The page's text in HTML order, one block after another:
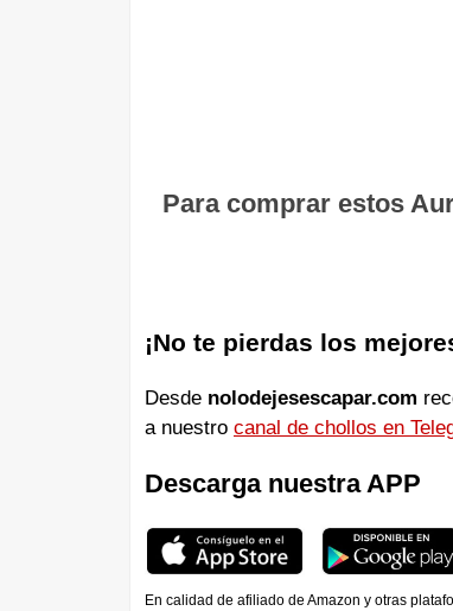
Para comprar estos
¡No te pierdas los
Desde nolodejesescapar.com
a nuestro canal de chollos en
Descarga nuestra APP
En calidad de afiliado de Amazon y otras